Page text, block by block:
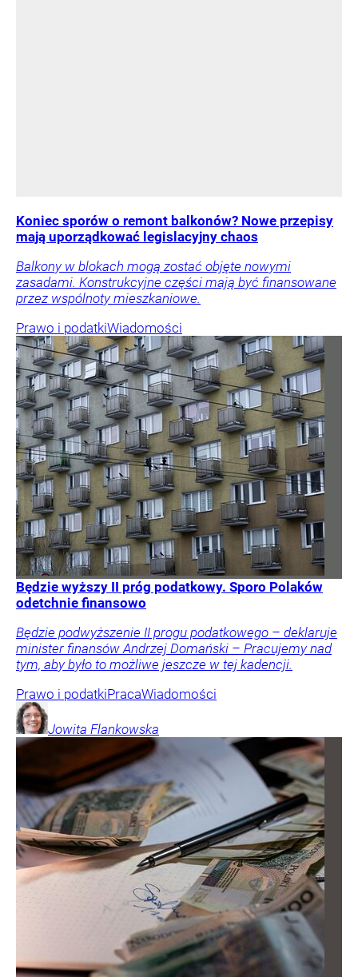
Koniec sporów o remont balkonów? Nowe przepisy
mają uporządkować legislacyjny chaos
Balkony w blokach mogą zostać objęte nowymi
zasadami. Konstrukcyjne części mają być finansowane
przez wspólnoty mieszkaniowe.
Prawo i podatkiWiadomości
Będzie wyższy II próg podatkowy. Sporo Polaków
odetchnie finansowo
Będzie podwyższenie II progu podatkowego – deklaruje
minister finansów Andrzej Domański – Pracujemy nad
tym, aby było to możliwe jeszcze w tej kadencji.
Prawo i podatkiPracaWiadomości
Jowita Flankowska